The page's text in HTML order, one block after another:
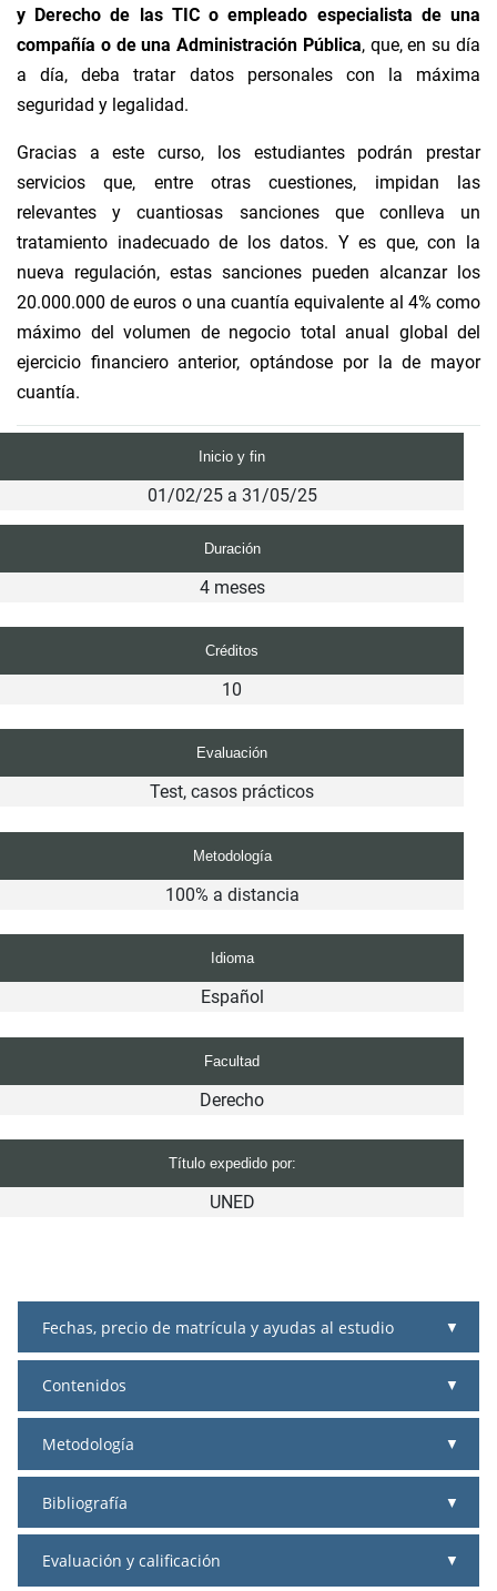
y Derecho de las TIC o empleado especialista de una
compañía o de una Administración Pública, que, en su día
a día, deba tratar datos personales con la máxima
seguridad y legalidad.
Gracias a este curso, los estudiantes podrán prestar
servicios que, entre otras cuestiones, impidan las
relevantes y cuantiosas sanciones que conlleva un
tratamiento inadecuado de los datos. Y es que, con la
nueva regulación, estas sanciones pueden alcanzar los
20.000.000 de euros o una cuantía equivalente al 4% como
máximo del volumen de negocio total anual global del
ejercicio financiero anterior, optándose por la de mayor
cuantía.
Inicio y fin
01/02/25 a 31/05/25
Duración
4 meses
Créditos
10
Evaluación
Test, casos prácticos
Metodología
100% a distancia
Idioma
Español
Facultad
Derecho
Título expedido por:
UNED
Fechas, precio de matrícula y ayudas al estudio
Contenidos
Metodología
Bibliografía
Evaluación y calificación